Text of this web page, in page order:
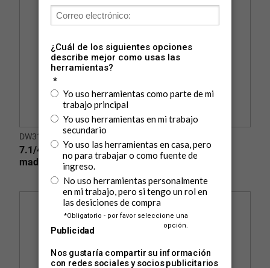
DW3176
7.1/4" (185mm) 36d, ATB (+15°), eje 5/8" corte
madera